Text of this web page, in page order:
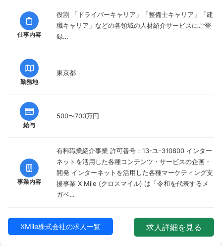
仕事内容
役割 「ドライバーキャリア」「整備士キャリア」「建
職キャリア」などの各領域の人材紹介サービスにご登
録…
勤務地
東京都
給与
500〜700万円
事業内容
有料職業紹介事業 許可番号：13-ユ-310800 インター
ネットを活用した各種コンテンツ・サービスの企画・
開発 インターネットを活用した各種マーケティング支
援事業 X Mile (クロスマイル) は「令和を代表するメ
ガベ…
XMile株式会社の求人一覧 求人詳細を見る